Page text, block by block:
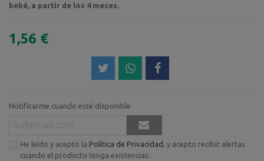
bebé, a partir de los 4 meses.
1,56 €
Notificarme cuando esté disponible
He leído y acepto la Política de Privacidad , y acepto recibir alertas
cuando el producto tenga existencias.